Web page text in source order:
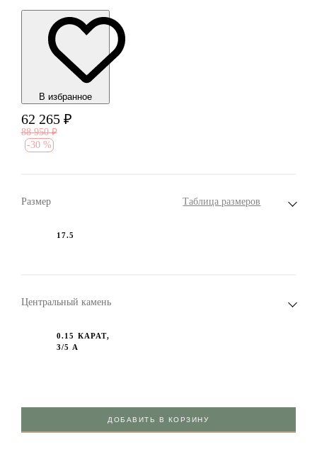
В избранноe
62 265 ₽
88 950 ₽
-30 %
Размер Таблица размеров
17.5
Центральный камень
0.15 КАРАТ,
3/5 А
ДОБАВИТЬ В КОРЗИНУ